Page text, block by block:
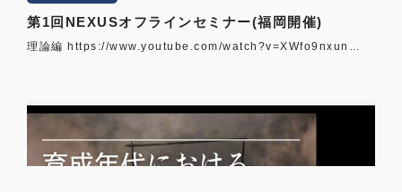
第1回NEXUSオフラインセミナー(福岡開催)
理論編 https://www.youtube.com/watch?v=XWfo9nxun…